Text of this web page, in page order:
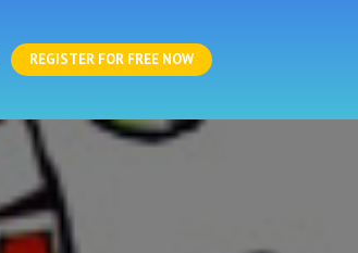
REGISTER FOR FREE NOW